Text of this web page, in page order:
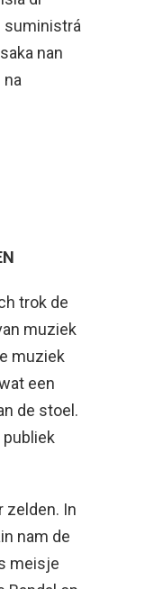
suministrá
nan
na
trok de
muziek
muziek
een
de stoel.
zelden. In
nam de
meisje